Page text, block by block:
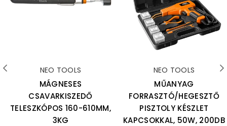
NEO TOOLS
MÁGNESES
CSAVARKISZEDŐ
TELESZKÓPOS 160-610MM,
3KG
NEO TOOLS
MŰANYAG
FORRASZTÓ/HEGESZTŐ
PISZTOLY KÉSZLET
KAPCSOKKAL, 50W, 200DB